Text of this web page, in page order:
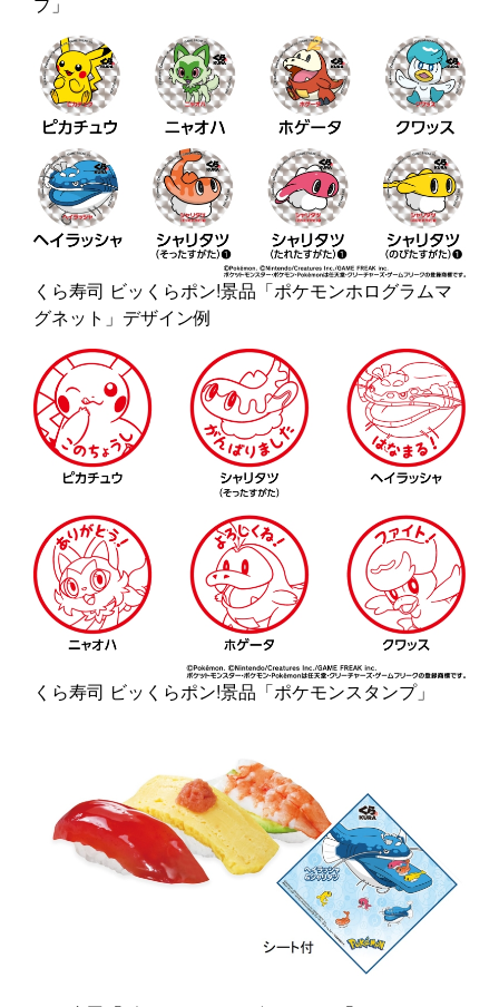
くら寿司 ビッくらポン!景品「ポケモンホログラムマ
グネット」デザイン例
くら寿司 ビッくらポン!景品「ポケモンスタンプ」